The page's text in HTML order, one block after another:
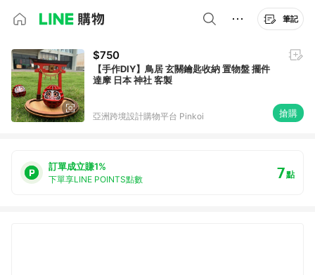
筆記
$750
【手作DIY】鳥居 玄關鑰匙收納 置物盤 擺件
達摩 日本 神社 客製
亞洲跨境設計購物平台 Pinkoi 搶購
訂單成立賺1%
下單享LINE POINTS點數 7點